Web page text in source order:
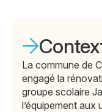
La commune de
engagé la
groupe scolaire
l’équipement aux